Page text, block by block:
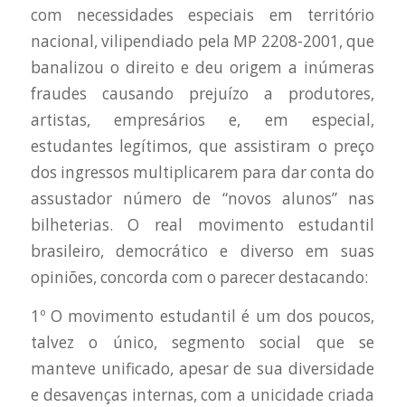
com necessidades especiais em território
nacional, vilipendiado pela MP 2208-2001, que
banalizou o direito e deu origem a inúmeras
fraudes causando prejuízo a produtores,
artistas, empresários e, em especial,
estudantes legítimos, que assistiram o preço
dos ingressos multiplicarem para dar conta do
assustador número de “novos alunos” nas
bilheterias. O real movimento estudantil
brasileiro, democrático e diverso em suas
opiniões, concorda com o parecer destacando:
1º O movimento estudantil é um dos poucos,
talvez o único, segmento social que se
manteve unificado, apesar de sua diversidade
e desavenças internas, com a unicidade criada